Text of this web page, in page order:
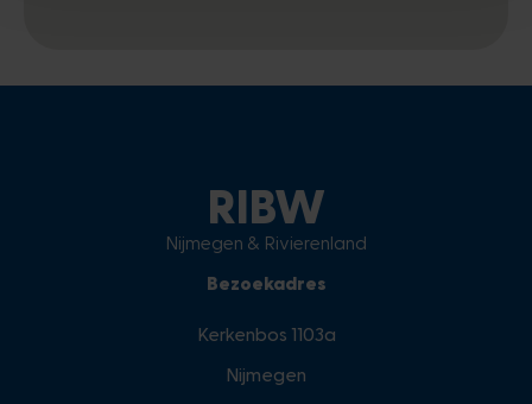
RIBW
Nijmegen & Rivierenland
Bezoekadres
Kerkenbos 1103a
Nijmegen